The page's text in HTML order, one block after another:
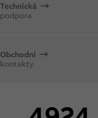
Technická
podpora
Obchodní
kontakty